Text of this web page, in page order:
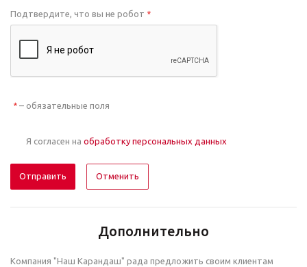
Подтвердите, что вы не робот *
* – обязательные поля
Я согласен на обработку персональных данных
Отменить
Дополнительно
Компания "Наш Карандаш" рада предложить своим клиентам